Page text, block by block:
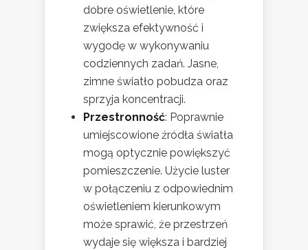
dobre oświetlenie, które
zwiększa efektywność i
wygodę w wykonywaniu
codziennych zadań. Jasne,
zimne światło pobudza oraz
sprzyja koncentracji.
Przestronność: Poprawnie
umiejscowione źródła światła
mogą optycznie powiększyć
pomieszczenie. Użycie luster
w połączeniu z odpowiednim
oświetleniem kierunkowym
może sprawić, że przestrzeń
wydaje się większa i bardziej